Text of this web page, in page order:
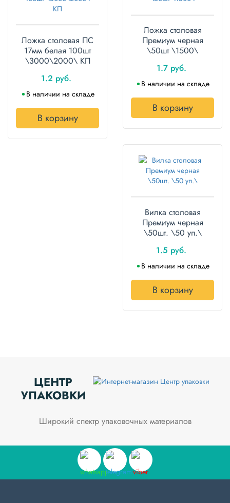
Ложка столовая ПС
17мм белая 100шт
\3000\2000\ КП
1.2 руб.
В наличии на складе
В корзину
Ложка столовая
Премиум черная
\50шт \1500\
1.7 руб.
В наличии на складе
В корзину
Вилка столовая
Премиум черная
\50шт. \50 уп.\
1.5 руб.
В наличии на складе
В корзину
ЦЕНТР
УПАКОВКИ
Широкий спектр упаковочных материалов